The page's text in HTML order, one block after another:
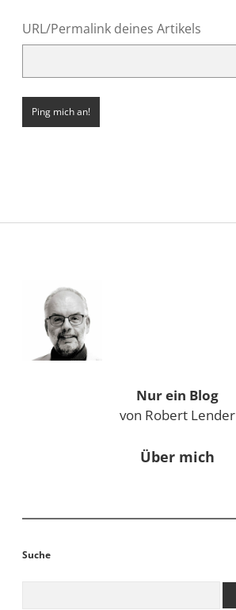
URL/Permalink deines Artikels
Sidebar
Nur ein Blog
von Robert Lender
Über mich
Suche